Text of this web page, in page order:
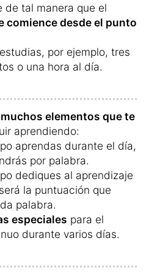
de tal manera que el
comience desde el punto
por ejemplo, tres
o una hora al día.
muchos elementos que te
aprendiendo:
aprendas durante el día,
por palabra.
dediques al aprendizaje
la puntuación que
palabra.
especiales para el
durante varios días.